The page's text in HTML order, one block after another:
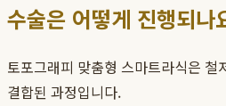
수술은 어떻게 진행되나
토포그래피 맞춤형 스마트라식은 철
결합된 과정입니다.